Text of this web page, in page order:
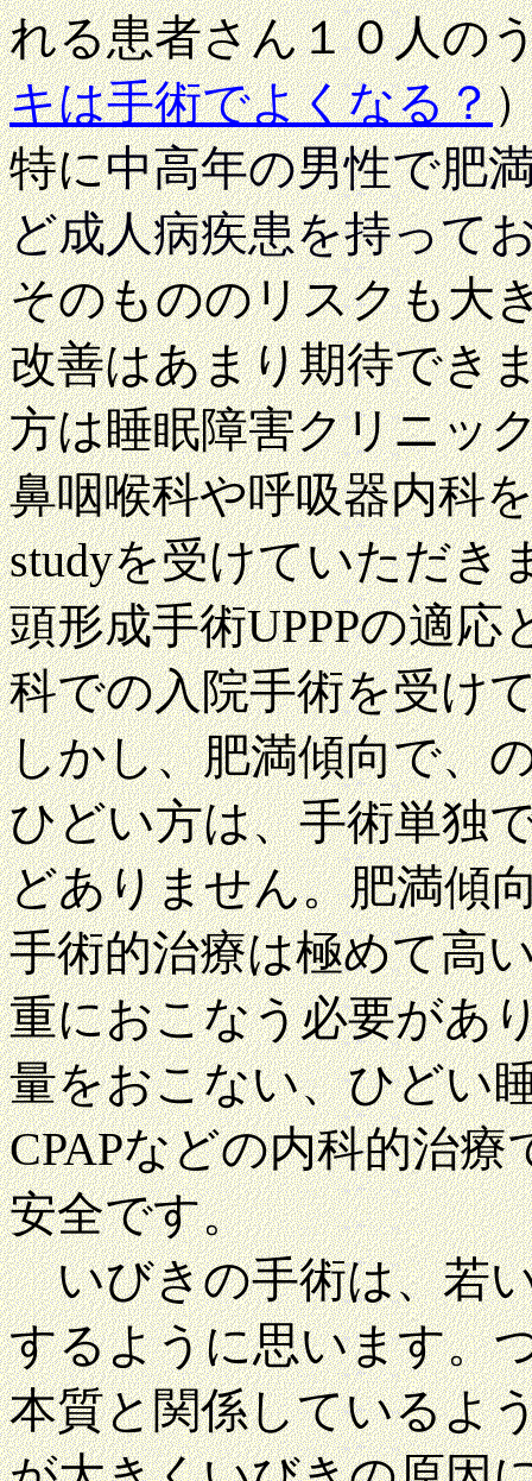
れる患者さん１０人の
キは手術でよくなる？
特に中高年の男性で肥
ど成人病疾患を持って
そのもののリスクも大
改善はあまり期待でき
方は睡眠障害クリニッ
鼻咽喉科や呼吸器内科
studyを受けていただき
頭形成手術UPPPの適
科での入院手術を受け
しかし、肥満傾向で、
ひどい方は、手術単独
どありません。肥満傾
手術的治療は極めて高
重におこなう必要があ
量をおこない、ひどい
CPAPなどの内科的治
安全です。
いびきの手術は、若
するように思います。
本質と関係しているよ